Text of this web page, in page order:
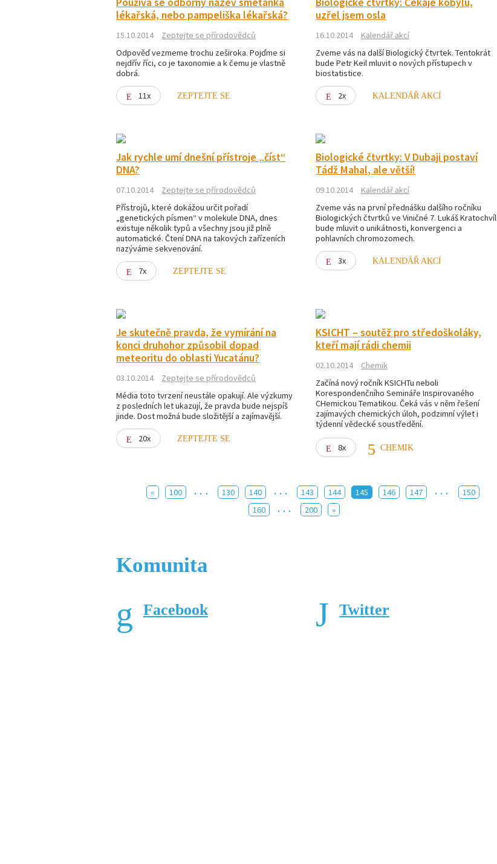
lékařská, nebo pampeliška lékařská?
15.10.2014
Zeptejte se přírodovědců
Odpověď vezmeme trochu zeširoka. Pojďme si
nejdřív říci, co je taxonomie a k čemu je vlastně
dobrá.
11x ZEPTEJTE SE
uzřel jsem osla
16.10.2014
Kalendář akcí
Zveme vás na další Biologický čtvrtek. Tentokrát
bude Petr Keil mluvit o nových přístupech v
biostatistice.
2x KALENDÁŘ AKCÍ
Jak rychle umí dnešní přístroje „číst“
DNA?
07.10.2014
Zeptejte se přírodovědců
Přístrojů, které dokážou určit pořadí
„genetických písmen“ v molekule DNA, dnes
existuje několik typů a všechny jsou již plně
automatické. Čtení DNA na takových zařízeních
nazýváme sekvenování.
7x ZEPTEJTE SE
Biologické čtvrtky: V Dubaji postaví
Tádž Mahal, ale větší!
09.10.2014
Kalendář akcí
Zveme vás na první přednášku dalšího ročníku
Biologických čtvrtků ve Viničné 7. Lukáš Kratochvíl
bude mluvit o unikátnosti, konvergenci a
pohlavních chromozomech.
3x KALENDÁŘ AKCÍ
Je skutečně pravda, že vymírání na
konci druhohor způsobil dopad
meteoritu do oblasti Yucatánu?
03.10.2014
Zeptejte se přírodovědců
Média toto tvrzení neustále opakují. Ale výzkumy
z posledních let ukazují, že pravda bude nejspíš
jinde. Dost možná bude složitější a zajímavější.
20x ZEPTEJTE SE
KSICHT – soutěž pro středoškoláky,
kteří mají rádi chemii
02.10.2014
Chemik
Začíná nový ročník KSICHTu neboli
Korespondenčního Semináře Inspirovaného
CHemickou Tematikou. Čeká vás v něm řešení
zajímavých chemických úloh, podzimní výlet i
týdenní vědecké soustředění.
8x CHEMIK
« 100 ... 130 140 ... 143 144 145 146 147 ...
150
160
... 200 »
Komunita
Facebook Twitter